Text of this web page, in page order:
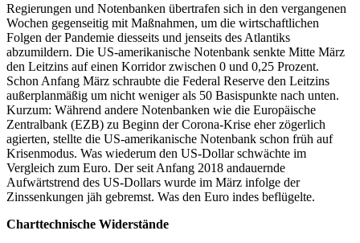
Regierungen und Notenbanken übertrafen sich in den vergangenen
Wochen gegenseitig mit Maßnahmen, um die wirtschaftlichen
Folgen der Pandemie diesseits und jenseits des Atlantiks
abzumildern. Die US-amerikanische Notenbank senkte Mitte März
den Leitzins auf einen Korridor zwischen 0 und 0,25 Prozent.
Schon Anfang März schraubte die Federal Reserve den Leitzins
außerplanmäßig um nicht weniger als 50 Basispunkte nach unten.
Kurzum: Während andere Notenbanken wie die Europäische
Zentralbank (EZB) zu Beginn der Corona-Krise eher zögerlich
agierten, stellte die US-amerikanische Notenbank schon früh auf
Krisenmodus. Was wiederum den US-Dollar schwächte im
Vergleich zum Euro. Der seit Anfang 2018 andauernde
Aufwärtstrend des US-Dollars wurde im März infolge der
Zinssenkungen jäh gebremst. Was den Euro indes beflügelte.
Charttechnische Widerstände